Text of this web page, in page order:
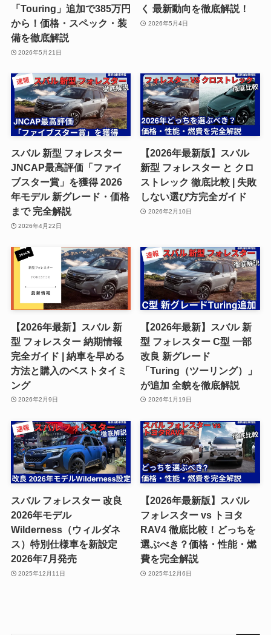
「Touring」追加で385万円
から！価格・スペック・装
備を徹底解説
2026年5月21日
く 最新動向を徹底解説！
2026年5月4日
スバル 新型 フォレスター
JNCAP最高評価「ファイ
ブスター賞」を獲得 2026
年モデル 新グレード・価格
まで 完全解説
2026年4月22日
【2026年最新版】スバル
新型 フォレスター と クロ
ストレック 徹底比較 | 失敗
しない選び方完全ガイド
2026年2月10日
【2026年最新】スバル 新
型 フォレスター 納期情報
完全ガイド | 納車を早める
方法と購入のベストタイミ
ング
2026年2月9日
【2026年最新】スバル 新
型 フォレスター C型 一部
改良 新グレード
「Turing（ツーリング）」
が追加 全貌を徹底解説
2026年1月19日
スバル フォレスター 改良
2026年モデル
Wilderness（ウィルダネ
ス）特別仕様車を新設定
2026年7月発売
2025年12月11日
【2026年最新版】スバル
フォレスター vs トヨタ
RAV4 徹底比較！どっちを
選ぶべき？価格・性能・燃
費を完全解説
2025年12月6日